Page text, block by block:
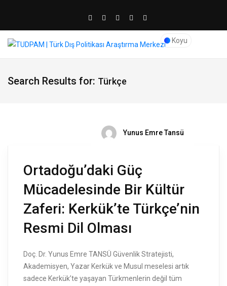
Koyu
Search Results for: Türkçe
Yunus Emre Tansü
Ortadoğu’daki Güç
Mücadelesinde Bir Kültür
Zaferi: Kerkük’te Türkçe’nin
Resmi Dil Olması
Doç. Dr. Yunus Emre TANSÜ Güvenlik Stratejisti,
Akademisyen, Yazar Kerkük ve Musul meselesi artık
sadece Kerkük’te yaşayan Türkmenlerin değil tüm